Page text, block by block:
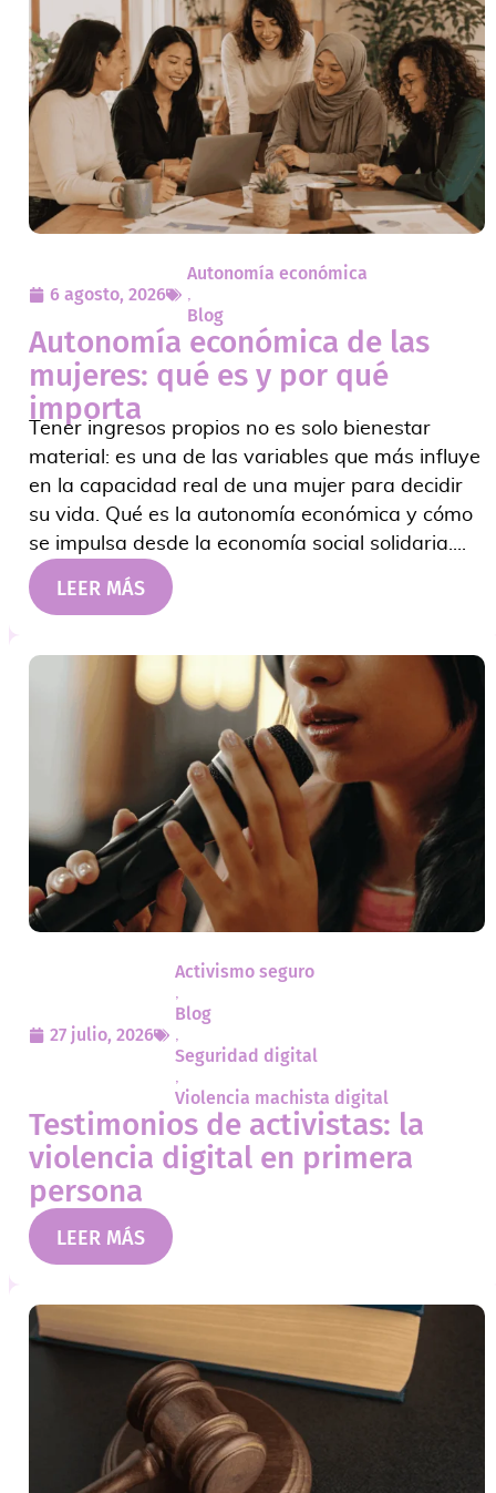
6 agosto, 2026
Autonomía económica
,
Blog
Autonomía económica de las
mujeres: qué es y por qué
importa
Tener ingresos propios no es solo bienestar
material: es una de las variables que más influye
en la capacidad real de una mujer para decidir
su vida. Qué es la autonomía económica y cómo
se impulsa desde la economía social solidaria....
LEER MÁS
27 julio, 2026
Activismo seguro
,
Blog
,
Seguridad digital
,
Violencia machista digital
Testimonios de activistas: la
violencia digital en primera
persona
LEER MÁS